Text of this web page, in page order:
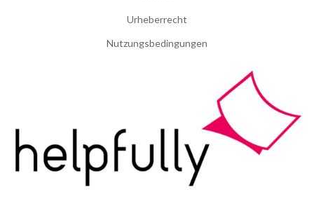
Urheberrecht
Nutzungsbedingungen